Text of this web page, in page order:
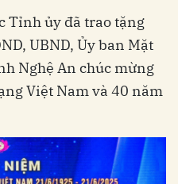
Tỉnh ủy đã trao tặng
UBND, Ủy ban Mặt
Nghệ An chúc mừng
Việt Nam và 40 năm